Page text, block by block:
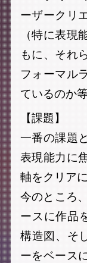
ーザークリ
（特に表
もに、それ
フォーマル
ているのか
【課題】
一番の課題
表現能力に
軸をクリア
今のところ
ースに作品
構造図、そ
ーをベース